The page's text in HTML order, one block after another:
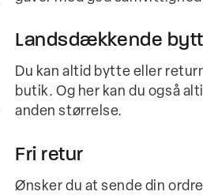
Landsdækkende
Du kan altid bytte eller
butik. Og her kan du også
anden størrelse.
Fri retur
Ønsker du at sende din